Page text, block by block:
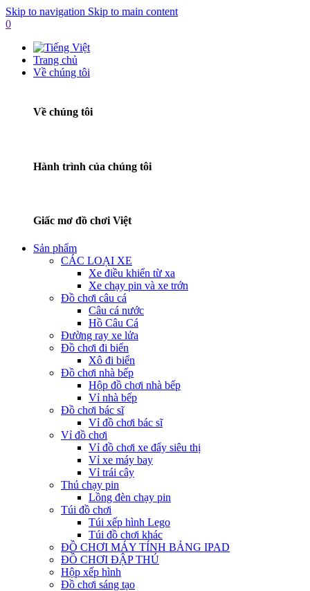
Skip to navigation Skip to main content
0
Trang chủ
Về chúng tôi
Về chúng tôi
Hành trình của chúng tôi
Giấc mơ đồ chơi Việt
Sản phẩm
CÁC LOẠI XE
Xe điều khiển từ xa
Xe chạy pin và xe trớn
Đồ chơi câu cá
Câu cá nước
Hồ Câu Cá
Đường ray xe lửa
Đồ chơi đi biển
Xô đi biển
Đồ chơi nhà bếp
Hộp đồ chơi nhà bếp
Vỉ nhà bếp
Đồ chơi bác sĩ
Vỉ đồ chơi bác sĩ
Vỉ đồ chơi
Vỉ đồ chơi xe đẩy siêu thị
Vỉ xe máy bay
Vỉ trái cây
Thú chạy pin
Lồng đèn chạy pin
Túi đồ chơi
Túi xếp hình Lego
Túi đồ chơi khác
ĐỒ CHƠI MÁY TÍNH BẢNG IPAD
ĐỒ CHƠI ĐẬP THÚ
Hộp xếp hình
Đồ chơi sáng tạo